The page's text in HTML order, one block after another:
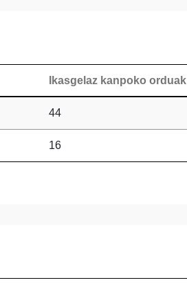
Ikasgelaz kanpoko orduak
44
16